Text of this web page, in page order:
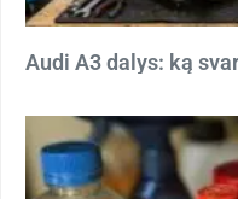
Audi A3 dalys: ką